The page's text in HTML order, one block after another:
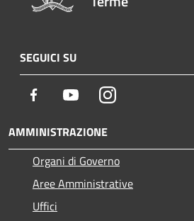
SEGUICI SU
Facebook YoutubeInstagram
AMMINISTRAZIONE
Organi di Governo
Aree Amministrative
Uffici